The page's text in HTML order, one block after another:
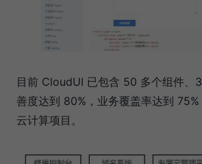
目前 CloudUI 已包含 50 多个组件、
善度达到 80%，业务覆盖率达到
云计算项目。